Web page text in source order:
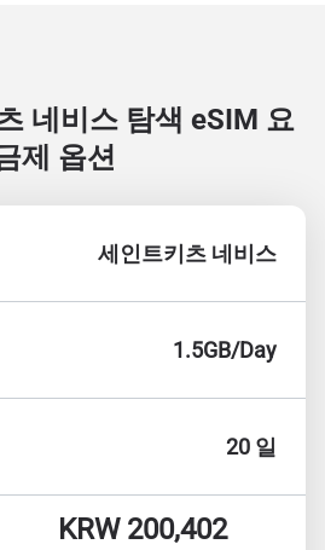
네비스 탐색 eSIM 요
제 옵션
세인트키츠 네비스
1.5GB/Day
20 일
KRW 200,402